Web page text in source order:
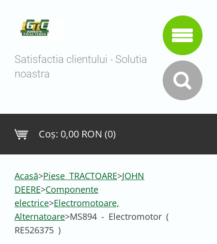
Satisfactia clientului - Solutia
noastra
Coş: 0,00 RON (0)
Acasă>Piese TRACTOARE>JOHN
DEERE>Componente
electrice>Electromotoare,
Alternatoare>MS894 - Electromotor (
RE526375 )